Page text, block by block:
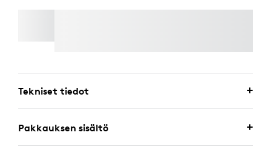
Tekniset tiedot
Pakkauksen sisältö